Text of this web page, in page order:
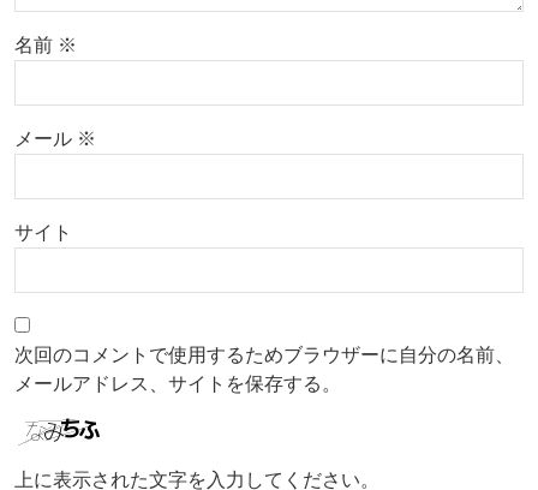
名前 ※
メール ※
サイト
次回のコメントで使用するためブラウザーに自分の名前、
メールアドレス、サイトを保存する。
上に表示された文字を入力してください。